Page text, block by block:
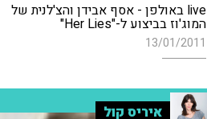
live באולפן - אסף אבידן והצ'לנית של
המוג'וז בביצוע ל-"Her Lies"
13/01/2011
איריס קול